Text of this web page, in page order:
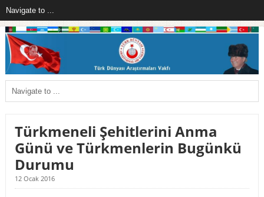
Türkmeneli Şehitlerini Anma
Günü ve Türkmenlerin Bugünkü
Durumu
12 Ocak 2016